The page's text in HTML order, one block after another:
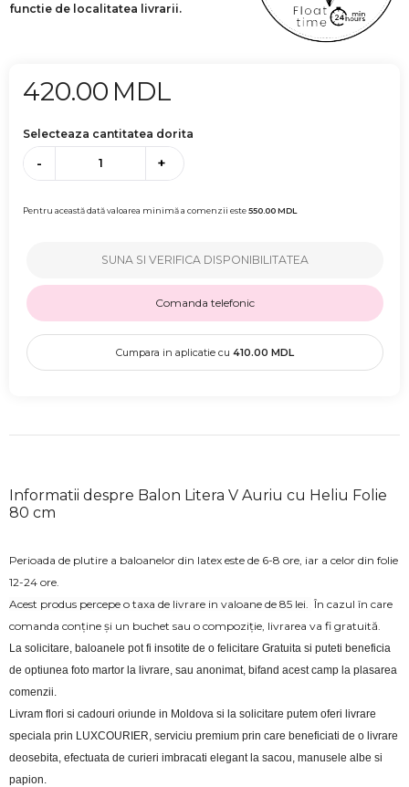
functie de localitatea livrarii.
420.00 MDL
Selecteaza cantitatea dorita
- +
Pentru această dată valoarea minimă a comenzii este550.00MDL
SUNA SI VERIFICA DISPONIBILITATEA
Comanda telefonic
Cumpara in aplicatie cu 410.00 MDL
Informatii despre Balon Litera V Auriu cu Heliu Folie
80 cm
Perioada de plutire a baloanelor din latex este de 6-8 ore, iar a celor din folie
12-24 ore.
Acest produs percepe o taxa de livrare in valoane de 85 lei.
În cazul în care
comanda conține și un buchet sau o compoziție, livrarea va fi gratuită.
La solicitare, baloanele pot fi insotite de o felicitare Gratuita si puteti beneficia
de optiunea foto martor la livrare, sau anonimat, bifand acest camp la plasarea
comenzii.
Livram flori si cadouri oriunde in Moldova si la solicitare putem oferi livrare
speciala prin LUXCOURIER, serviciu premium prin care beneficiati de o livrare
deosebita, efectuata de curieri imbracati elegant la sacou, manusele albe si
papion.